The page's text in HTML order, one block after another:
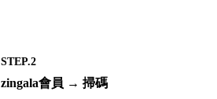
STEP.2
zingala會員 → 掃碼